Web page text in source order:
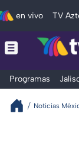
en vivo TV
Programas
Noticias